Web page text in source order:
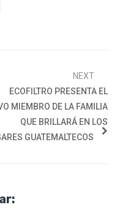
NEXT
ECOFILTRO PRESENTA EL
MIEMBRO DE LA FAMILIA
QUE BRILLARÁ EN LOS
GUATEMALTECOS